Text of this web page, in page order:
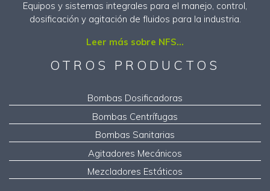
Equipos y sistemas integrales para el manejo, control,
dosificación y agitación de fluidos para la industria.
Leer más sobre NFS...
OTROS PRODUCTOS
Bombas Dosificadoras
Bombas Centrífugas
Bombas Sanitarias
Agitadores Mecánicos
Mezcladores Estáticos